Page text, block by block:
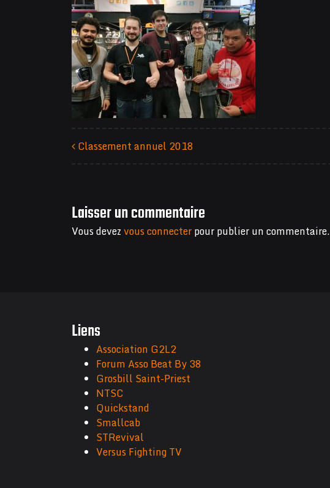
Classement annuel 2018
Laisser un commentaire
Vous devezvous connecterpour publier un commentaire.
Liens
Association G2L2
Forum Asso Beat By 38
Grosbill Saint-Priest
NTSC
Quickstand
Smallcab
STRevival
Versus Fighting TV